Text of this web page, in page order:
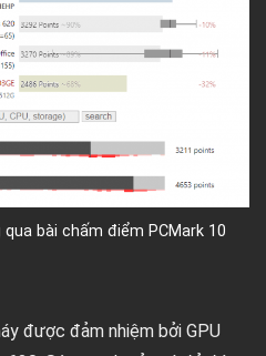
bài chấm điểm PCMark 10
được đảm nhiệm bởi GPU